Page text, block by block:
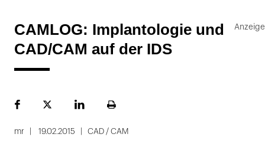
CAMLOG: Implantologie und
CAD/CAM auf der IDS
FacebookPlattformLinekdInSeite
mr 19.02.2015 CAD / CAM